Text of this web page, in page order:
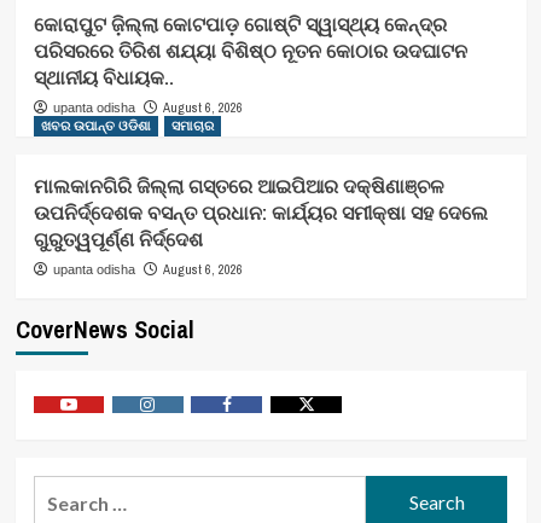
କୋରାପୁଟ ଜ଼ିଲ୍ଲା କୋଟପାଡ଼ ଗୋଷ୍ଟି ସ୍ୱାସ୍ଥ୍ୟ କେନ୍ଦ୍ର
ପରିସରରେ ତିରିଶ ଶଯ୍ୟା ବିଶିଷ୍ଠ ନୂତନ କୋଠାର ଉଦଘାଟନ
ସ୍ଥାନୀୟ ବିଧାୟକ..
upanta odisha
August 6, 2026
ଖବର ଉପାନ୍ତ ଓଡିଶା
ସମାଚାର
ମାଲକାନଗିରି ଜିଲ୍ଲା ଗସ୍ତରେ ଆଇପିଆର ଦକ୍ଷିଣାଞ୍ଚଳ
ଉପନିର୍ଦ୍ଦେଶକ ବସନ୍ତ ପ୍ରଧାନ: କାର୍ଯ୍ୟର ସମୀକ୍ଷା ସହ ଦେଲେ
ଗୁରୁତ୍ୱପୂର୍ଣ୍ଣ ନିର୍ଦ୍ଦେଶ
upanta odisha August 6, 2026
CoverNews Social